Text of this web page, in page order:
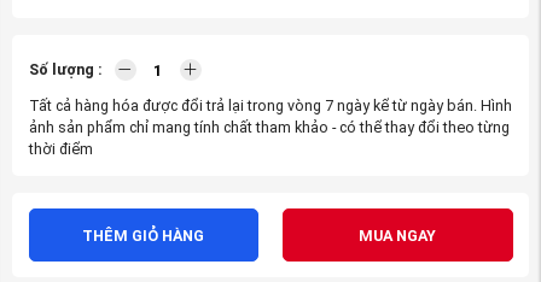
Số lượng :
Tất cả hàng hóa được đổi trả lại trong vòng 7 ngày kể từ ngày bán. Hình
ảnh sản phẩm chỉ mang tính chất tham khảo - có thể thay đổi theo từng
thời điểm
THÊM GIỎ HÀNG MUA NGAY